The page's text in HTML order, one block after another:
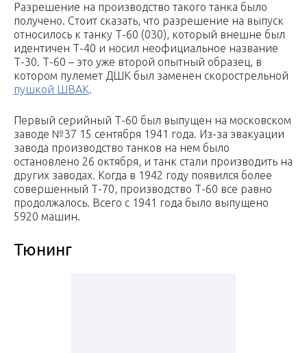
Разрешение на производство такого танка было
получено. Стоит сказать, что разрешение на выпуск
относилось к танку Т-60 (030), который внешне был
идентичен Т-40 и носил неофициальное название
Т-30. Т-60 – это уже второй опытный образец, в
котором пулемет ДШК был заменен скорострельной
пушкой ШВАК.
Первый серийный Т-60 был выпущен на московском
заводе №37 15 сентября 1941 года. Из-за эвакуации
завода производство танков на нем было
остановлено 26 октября, и танк стали производить на
других заводах. Когда в 1942 году появился более
совершенный Т-70, производство Т-60 все равно
продолжалось. Всего с 1941 года было выпущено
5920 машин.
Тюнинг